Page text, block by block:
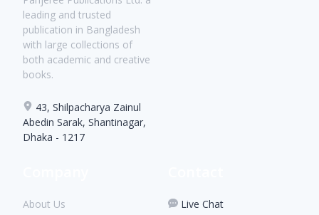
leading and trusted
publication in Bangladesh
with large collections of
both academic and creative
books.
43, Shilpacharya Zainul
Abedin Sarak, Shantinagar,
Dhaka - 1217
About Us
Live Chat